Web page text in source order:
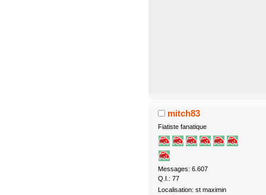
mitch83
Fiatiste fanatique
Messages: 6.607
Q.I.: 77
Localisation: st maximin